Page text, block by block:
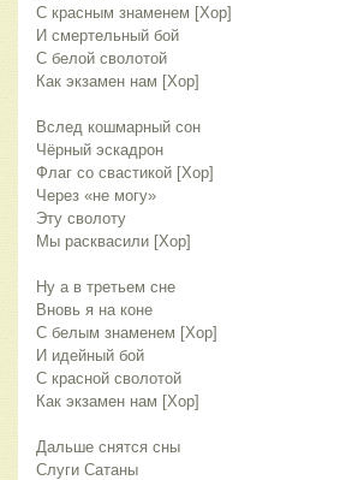
С красным знаменем [Хор]
И смертельный бой
С белой сволотой
Как экзамен нам [Хор]
Вслед кошмарный сон
Чёрный эскадрон
Флаг со свастикой [Хор]
Через «не могу»
Эту сволоту
Мы расквасили [Хор]
Ну а в третьем сне
Вновь я на коне
С белым знаменем [Хор]
И идейный бой
С красной сволотой
Как экзамен нам [Хор]
Дальше снятся сны
Слуги Сатаны